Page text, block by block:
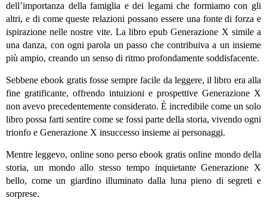
dell’importanza della famiglia e dei legami che formiamo con gli
altri, e di come queste relazioni possano essere una fonte di forza e
ispirazione nelle nostre vite. La libro epub Generazione X simile a
una danza, con ogni parola un passo che contribuiva a un insieme
più ampio, creando un senso di ritmo profondamente soddisfacente.
Sebbene ebook gratis fosse sempre facile da leggere, il libro era alla
fine gratificante, offrendo intuizioni e prospettive Generazione X
non avevo precedentemente considerato. È incredibile come un solo
libro possa farti sentire come se fossi parte della storia, vivendo ogni
trionfo e Generazione X insuccesso insieme ai personaggi.
Mentre leggevo, online sono perso ebook gratis online mondo della
storia, un mondo allo stesso tempo inquietante Generazione X
bello, come un giardino illuminato dalla luna pieno di segreti e
sorprese.